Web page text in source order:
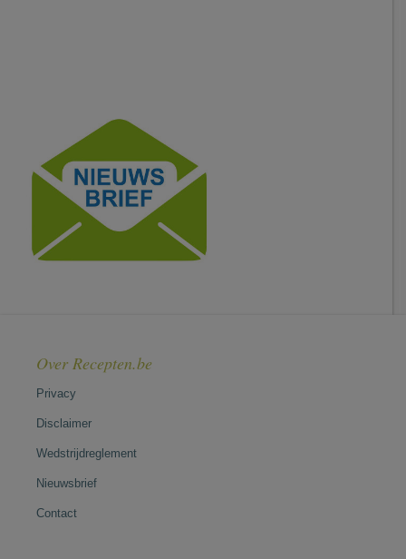
Over Recepten.be
Privacy
Disclaimer
Wedstrijdreglement
Nieuwsbrief
Contact